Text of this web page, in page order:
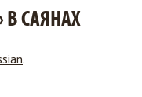
В САЯНАХ
.